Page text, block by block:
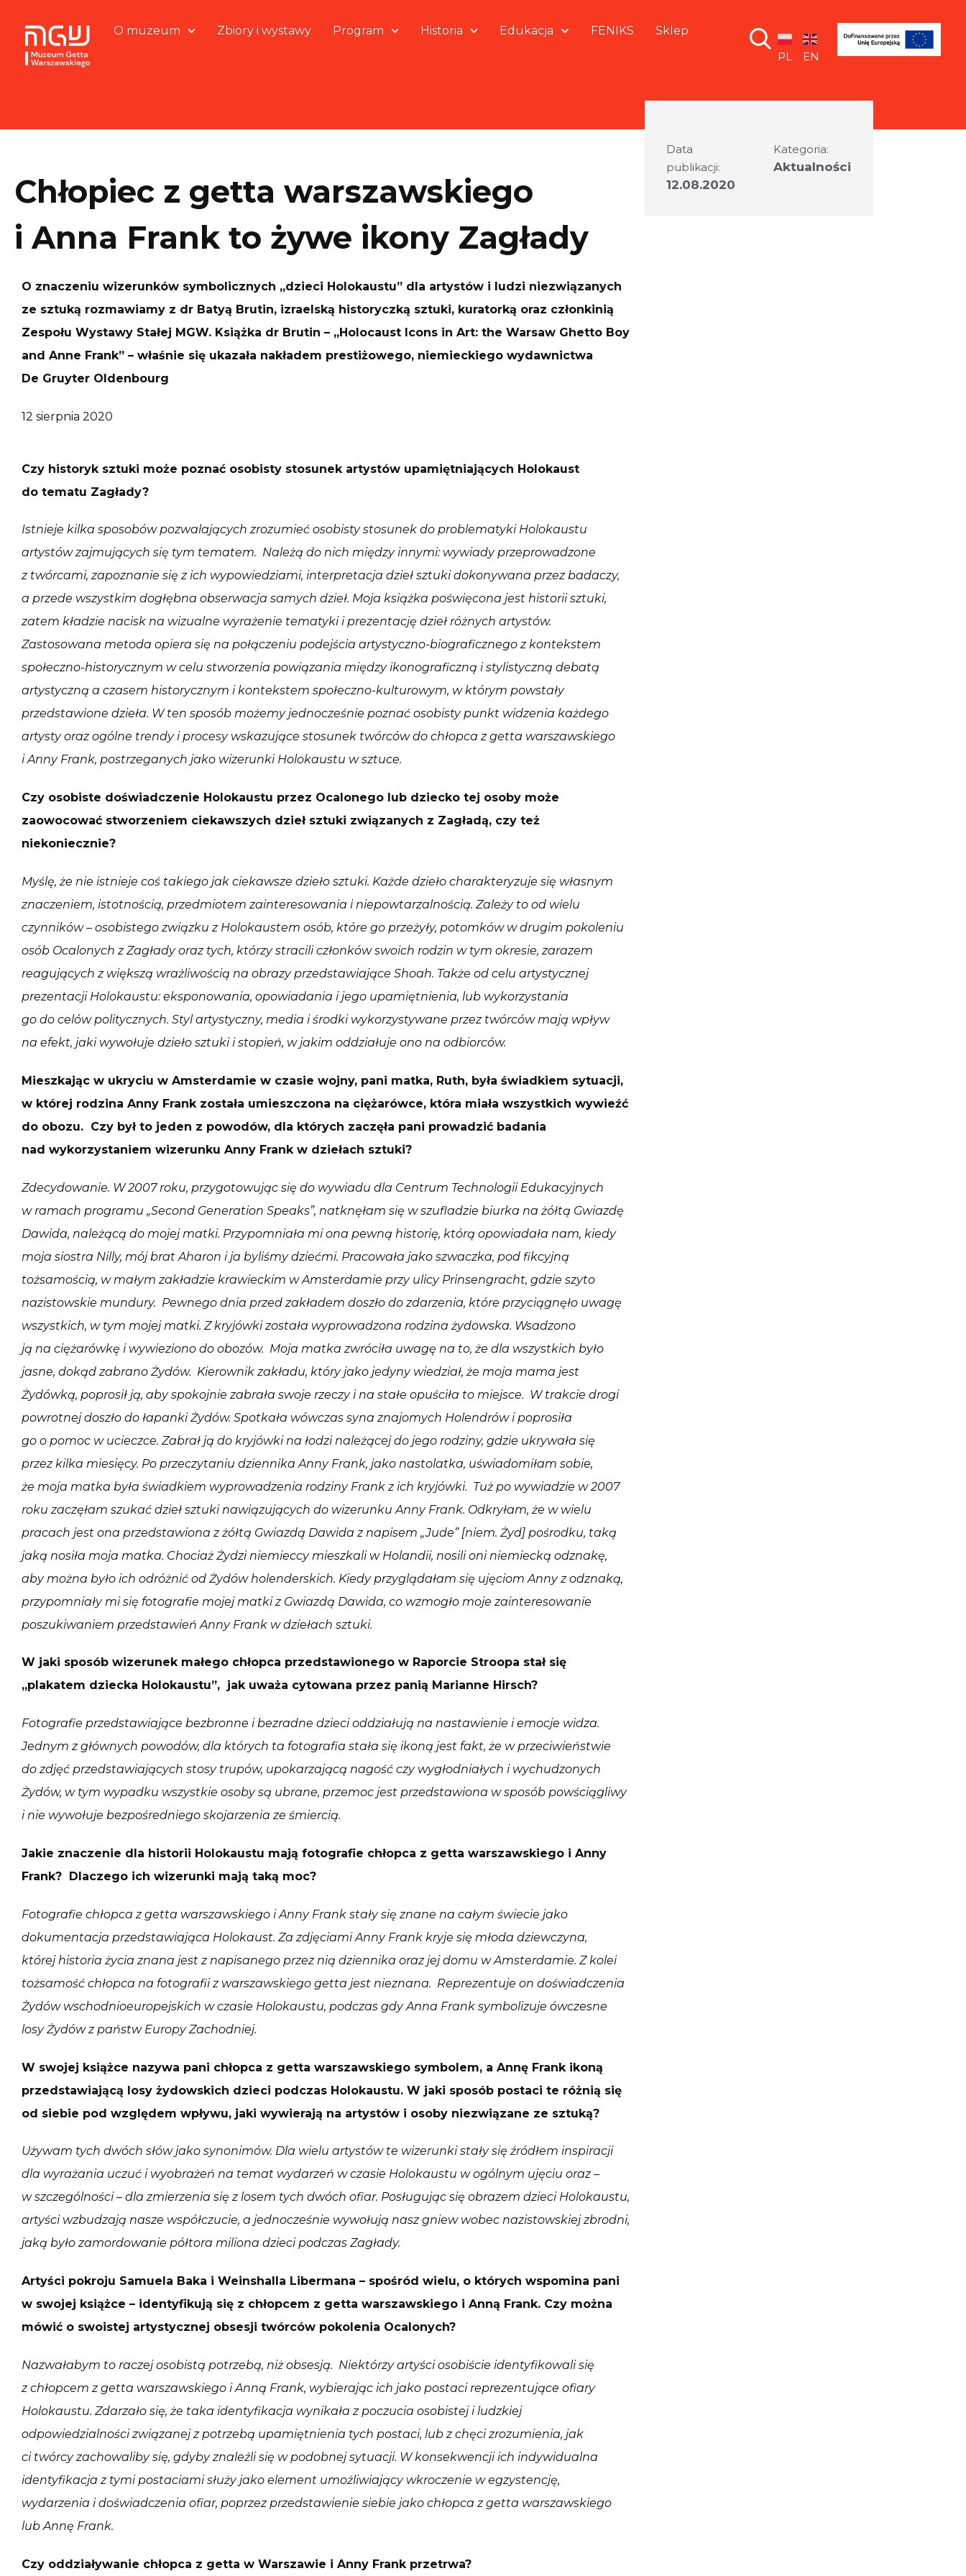
O muzeum Zbiory i wystawy Program Historia Edukacja FENIKS
Sklep
PL
EN
Chłopiec z getta warszawskiego
i Anna Frank to żywe ikony Zagłady
O znaczeniu wizerunków symbolicznych „dzieci Holokaustu” dla artystów i ludzi niezwiązanych
ze sztuką rozmawiamy z dr Batyą Brutin, izraelską historyczką sztuki, kuratorką oraz członkinią
Zespołu Wystawy Stałej MGW. Książka dr Brutin – „Holocaust Icons in Art: the Warsaw Ghetto Boy
and Anne Frank” – właśnie się ukazała nakładem prestiżowego, niemieckiego wydawnictwa
De Gruyter Oldenbourg
12 sierpnia 2020
Czy historyk sztuki może poznać osobisty stosunek artystów upamiętniających Holokaust
do tematu Zagłady?
Istnieje kilka sposobów pozwalających zrozumieć osobisty stosunek do problematyki Holokaustu
artystów zajmujących się tym tematem. Należą do nich między innymi: wywiady przeprowadzone
z twórcami, zapoznanie się z ich wypowiedziami, interpretacja dzieł sztuki dokonywana przez badaczy,
a przede wszystkim dogłębna obserwacja samych dzieł. Moja książka poświęcona jest historii sztuki,
zatem kładzie nacisk na wizualne wyrażenie tematyki i prezentację dzieł różnych artystów.
Zastosowana metoda opiera się na połączeniu podejścia artystyczno-biograficznego z kontekstem
społeczno-historycznym w celu stworzenia powiązania między ikonograficzną i stylistyczną debatą
artystyczną a czasem historycznym i kontekstem społeczno-kulturowym, w którym powstały
przedstawione dzieła. W ten sposób możemy jednocześnie poznać osobisty punkt widzenia każdego
artysty oraz ogólne trendy i procesy wskazujące stosunek twórców do chłopca z getta warszawskiego
i Anny Frank, postrzeganych jako wizerunki Holokaustu w sztuce.
Czy osobiste doświadczenie Holokaustu przez Ocalonego lub dziecko tej osoby może
zaowocować stworzeniem ciekawszych dzieł sztuki związanych z Zagładą, czy też
niekoniecznie?
Myślę, że nie istnieje coś takiego jak ciekawsze dzieło sztuki. Każde dzieło charakteryzuje się własnym
znaczeniem, istotnością, przedmiotem zainteresowania i niepowtarzalnością. Zależy to od wielu
czynników – osobistego związku z Holokaustem osób, które go przeżyły, potomków w drugim pokoleniu
osób Ocalonych z Zagłady oraz tych, którzy stracili członków swoich rodzin w tym okresie, zarazem
reagujących z większą wrażliwością na obrazy przedstawiające Shoah. Także od celu artystycznej
prezentacji Holokaustu: eksponowania, opowiadania i jego upamiętnienia, lub wykorzystania
go do celów politycznych. Styl artystyczny, media i środki wykorzystywane przez twórców mają wpływ
na efekt, jaki wywołuje dzieło sztuki i stopień, w jakim oddziałuje ono na odbiorców.
Mieszkając w ukryciu w Amsterdamie w czasie wojny, pani matka, Ruth, była świadkiem sytuacji,
w której rodzina Anny Frank została umieszczona na ciężarówce, która miała wszystkich wywieźć
do obozu. Czy był to jeden z powodów, dla których zaczęła pani prowadzić badania
nad wykorzystaniem wizerunku Anny Frank w dziełach sztuki?
Zdecydowanie. W 2007 roku, przygotowując się do wywiadu dla Centrum Technologii Edukacyjnych
w ramach programu „Second Generation Speaks”, natknęłam się w szufladzie biurka na żółtą Gwiazdę
Dawida, należącą do mojej matki. Przypomniała mi ona pewną historię, którą opowiadała nam, kiedy
moja siostra Nilly, mój brat Aharon i ja byliśmy dziećmi. Pracowała jako szwaczka, pod fikcyjną
tożsamością, w małym zakładzie krawieckim w Amsterdamie przy ulicy Prinsengracht, gdzie szyto
nazistowskie mundury. Pewnego dnia przed zakładem doszło do zdarzenia, które przyciągnęło uwagę
wszystkich, w tym mojej matki. Z kryjówki została wyprowadzona rodzina żydowska. Wsadzono
ją na ciężarówkę i wywieziono do obozów. Moja matka zwróciła uwagę na to, że dla wszystkich było
jasne, dokąd zabrano Żydów. Kierownik zakładu, który jako jedyny wiedział, że moja mama jest
Żydówką, poprosił ją, aby spokojnie zabrała swoje rzeczy i na stałe opuściła to miejsce. W trakcie drogi
powrotnej doszło do łapanki Żydów. Spotkała wówczas syna znajomych Holendrów i poprosiła
go o pomoc w ucieczce. Zabrał ją do kryjówki na łodzi należącej do jego rodziny, gdzie ukrywała się
przez kilka miesięcy. Po przeczytaniu dziennika Anny Frank, jako nastolatka, uświadomiłam sobie,
że moja matka była świadkiem wyprowadzenia rodziny Frank z ich kryjówki. Tuż po wywiadzie w 2007
roku zaczęłam szukać dzieł sztuki nawiązujących do wizerunku Anny Frank. Odkryłam, że w wielu
pracach jest ona przedstawiona z żółtą Gwiazdą Dawida z napisem „Jude” [niem. Żyd] pośrodku, taką
jaką nosiła moja matka. Chociaż Żydzi niemieccy mieszkali w Holandii, nosili oni niemiecką odznakę,
aby można było ich odróżnić od Żydów holenderskich. Kiedy przyglądałam się ujęciom Anny z odznaką,
przypomniały mi się fotografie mojej matki z Gwiazdą Dawida, co wzmogło moje zainteresowanie
poszukiwaniem przedstawień Anny Frank w dziełach sztuki.
W jaki sposób wizerunek małego chłopca przedstawionego w Raporcie Stroopa stał się
„plakatem dziecka Holokaustu”, jak uważa cytowana przez panią Marianne Hirsch?
Fotografie przedstawiające bezbronne i bezradne dzieci oddziałują na nastawienie i emocje widza.
Jednym z głównych powodów, dla których ta fotografia stała się ikoną jest fakt, że w przeciwieństwie
do zdjęć przedstawiających stosy trupów, upokarzającą nagość czy wygłodniałych i wychudzonych
Żydów, w tym wypadku wszystkie osoby są ubrane, przemoc jest przedstawiona w sposób powściągliwy
i nie wywołuje bezpośredniego skojarzenia ze śmiercią.
Jakie znaczenie dla historii Holokaustu mają fotografie chłopca z getta warszawskiego i Anny
Frank? Dlaczego ich wizerunki mają taką moc?
Fotografie chłopca z getta warszawskiego i Anny Frank stały się znane na całym świecie jako
dokumentacja przedstawiająca Holokaust. Za zdjęciami Anny Frank kryje się młoda dziewczyna,
której historia życia znana jest z napisanego przez nią dziennika oraz jej domu w Amsterdamie. Z kolei
tożsamość chłopca na fotografii z warszawskiego getta jest nieznana. Reprezentuje on doświadczenia
Żydów wschodnioeuropejskich w czasie Holokaustu, podczas gdy Anna Frank symbolizuje ówczesne
losy Żydów z państw Europy Zachodniej.
W swojej książce nazywa pani chłopca z getta warszawskiego symbolem, a Annę Frank ikoną
przedstawiającą losy żydowskich dzieci podczas Holokaustu. W jaki sposób postaci te różnią się
od siebie pod względem wpływu, jaki wywierają na artystów i osoby niezwiązane ze sztuką?
Używam tych dwóch słów jako synonimów. Dla wielu artystów te wizerunki stały się źródłem inspiracji
dla wyrażania uczuć i wyobrażeń na temat wydarzeń w czasie Holokaustu w ogólnym ujęciu oraz –
w szczególności – dla zmierzenia się z losem tych dwóch ofiar. Posługując się obrazem dzieci Holokaustu,
artyści wzbudzają nasze współczucie, a jednocześnie wywołują nasz gniew wobec nazistowskiej zbrodni,
jaką było zamordowanie półtora miliona dzieci podczas Zagłady.
Artyści pokroju Samuela Baka i Weinshalla Libermana – spośród wielu, o których wspomina pani
w swojej książce – identyfikują się z chłopcem z getta warszawskiego i Anną Frank. Czy można
mówić o swoistej artystycznej obsesji twórców pokolenia Ocalonych?
Nazwałabym to raczej osobistą potrzebą, niż obsesją. Niektórzy artyści osobiście identyfikowali się
z chłopcem z getta warszawskiego i Anną Frank, wybierając ich jako postaci reprezentujące ofiary
Holokaustu. Zdarzało się, że taka identyfikacja wynikała z poczucia osobistej i ludzkiej
odpowiedzialności związanej z potrzebą upamiętnienia tych postaci, lub z chęci zrozumienia, jak
ci twórcy zachowaliby się, gdyby znaleźli się w podobnej sytuacji. W konsekwencji ich indywidualna
identyfikacja z tymi postaciami służy jako element umożliwiający wkroczenie w egzystencję,
wydarzenia i doświadczenia ofiar, poprzez przedstawienie siebie jako chłopca z getta warszawskiego
lub Annę Frank.
Czy oddziaływanie chłopca z getta w Warszawie i Anny Frank przetrwa?
Data
publikacji:
12.08.2020
Kategoria:
Aktualności